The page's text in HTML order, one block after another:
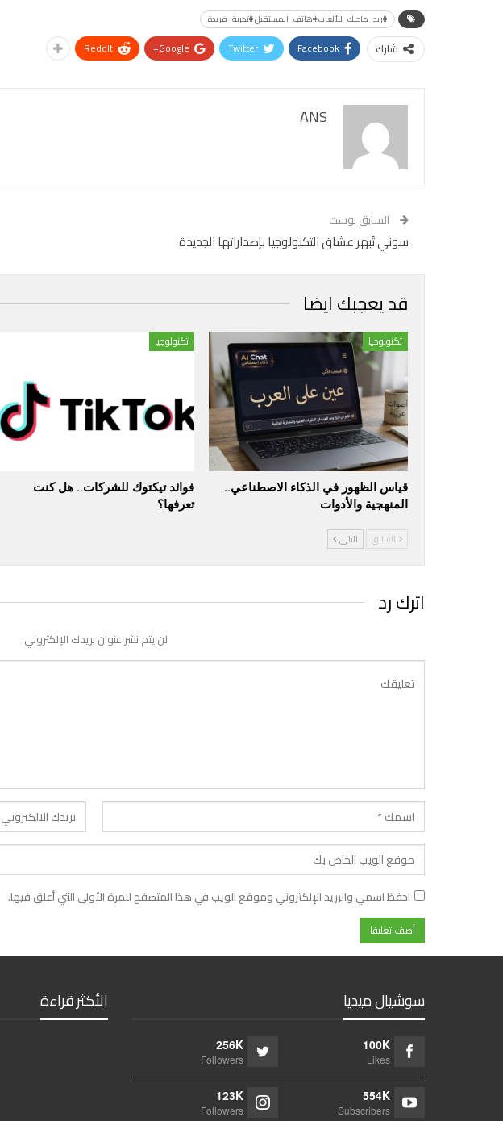
#ريد_ماجيك_للألعاب #هاتف_المستقبل #تجربة_فريدة
شارك Facebook
Twitter
Google+
ReddIt
ANS
السابق بوست
سوني تُبهر عشاق التكنولوجيا بإصداراتها الجديدة
قد يعجبك ايضا
تكنولوجيا
قياس الظهور في الذكاء الاصطناعي..
المنهجية والأدوات
تكنولوجيا
فوائد تيكتوك للشركات.. هل كنت
تعرفها؟
السابق التالي
اترك رد
لن يتم نشر عنوان بريدك الإلكتروني.
احفظ اسمي والبريد الإلكتروني وموقع الويب في هذا المتصفح للمرة الأولى التي أعلق فيها.
سوشيال ميديا
100K
Likes
256K
Followers
554K
Subscribers
123K
Followers
الأكثر قراءة